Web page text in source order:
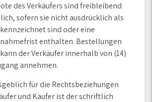
des Verkäufers sind freibleibend
sofern sie nicht ausdrücklich als
sind oder eine
enthalten. Bestellungen
der Verkäufer innerhalb von (14)
annehmen.
für die Rechtsbeziehungen
und Käufer ist der schriftlich